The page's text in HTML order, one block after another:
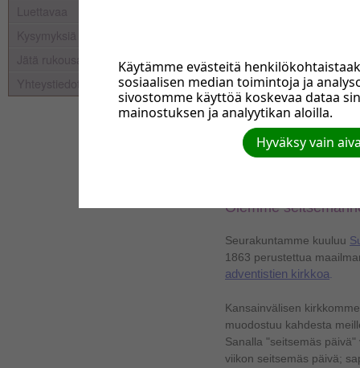
Olemme
Seurakuntamme kuuluu
1863 perustettua
adventistien kirkkoa
Kansainvälisen
muodostuu kahdesta
Sanalla "seitsemäs
viikon seitsemäs päivä;
Käytämme evästeitä
sosiaalisen median toimintoja ja
sivostomme käyttöä koskevaa dataa
mainostuksen ja analyytikan aloilla.
Hyväksy vain